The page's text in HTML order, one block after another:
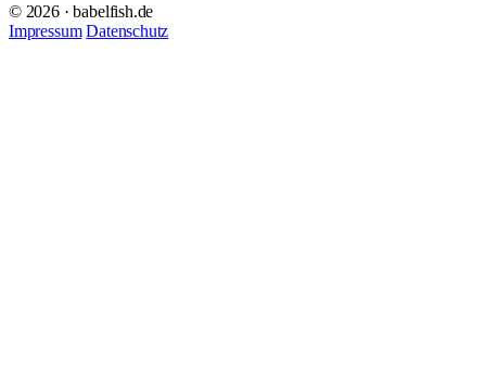
© 2026 · babelfish.de
Impressum Datenschutz